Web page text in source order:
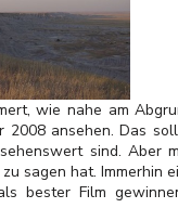
wie nahe am
2008 ansehen. Das
sind. Aber
sagen hat. Immerhin
bester Film